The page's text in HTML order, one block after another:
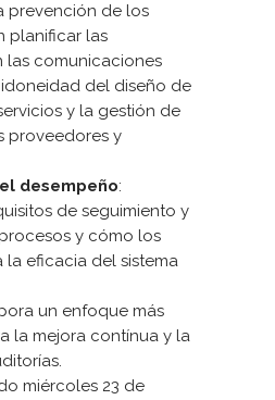
prevención de los
planificar las
las comunicaciones
del diseño de
y la gestión de
proveedores y
desempeño:
de seguimiento y
y cómo los
la eficacia del sistema
un enfoque más
la mejora contínua y la
miércoles 23 de